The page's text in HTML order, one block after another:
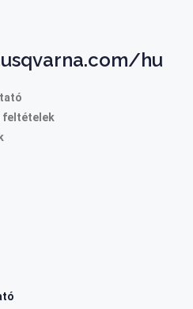
hu
feltételek